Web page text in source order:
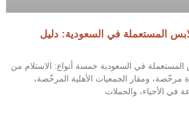
المستعملة في السعودية: دليل
المستعملة في السعودية خمسة أنواع: الاستلام من
مرخّصة، ومقار الجمعيات الأهلية المرخّصة،
في الأحياء، والحملات